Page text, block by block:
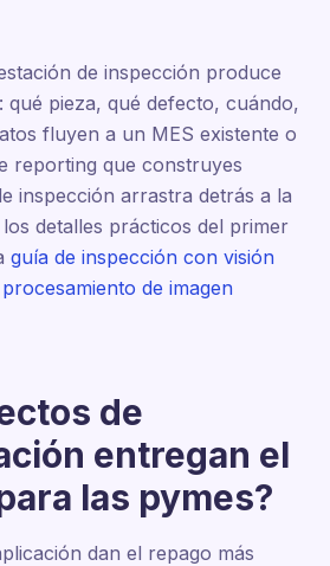
de inspección produce
qué pieza, qué defecto, cuándo,
fluyen a un MES existente o
reporting que construyes
inspección arrastra detrás a la
detalles prácticos del primer
guía de inspección con visión
de imagen
de
entregan el
las pymes?
dan el repago más